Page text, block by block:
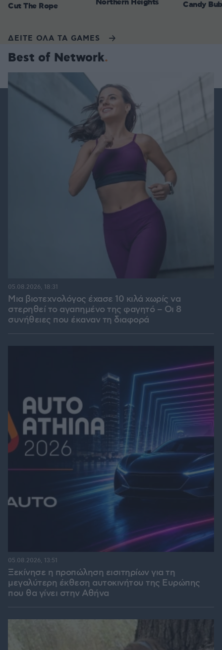
Cut The Rope Northern Heights Candy
ΔΕΙΤΕ ΟΛΑ ΤΑ GAMES
Best of Network
Μια βιοτεχνολόγος έχασε 10 κιλά χωρίς να
στερηθεί το αγαπημένο της φαγητό – Οι 8
συνήθειες που έκαναν τη διαφορά
05.08.2026, 18:31
Ξεκίνησε η προπώληση εισιτηρίων για τη
μεγαλύτερη έκθεση αυτοκινήτου της Ευρώπης
που θα γίνει στην Αθήνα
05.08.2026, 13:51